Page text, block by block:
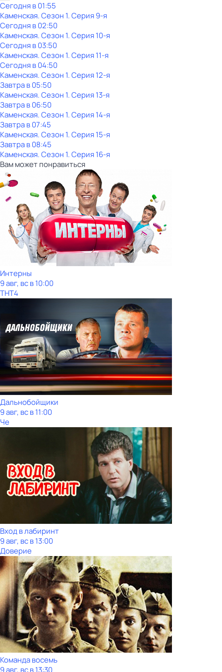
Сегодня в 01:55
Каменская. Сезон 1. Серия 9-я
Сегодня в 02:50
Каменская. Сезон 1. Серия 10-я
Сегодня в 03:50
Каменская. Сезон 1. Серия 11-я
Сегодня в 04:50
Каменская. Сезон 1. Серия 12-я
Завтра в 05:50
Каменская. Сезон 1. Серия 13-я
Завтра в 06:50
Каменская. Сезон 1. Серия 14-я
Завтра в 07:45
Каменская. Сезон 1. Серия 15-я
Завтра в 08:45
Каменская. Сезон 1. Серия 16-я
Вам может понравиться
Интерны
9 авг, вс в 10:00
ТНТ4
Дальнобойщики
9 авг, вс в 11:00
Че
Вход в лабиринт
9 авг, вс в 13:00
Доверие
Команда восемь
9 авг, вс в 13:30